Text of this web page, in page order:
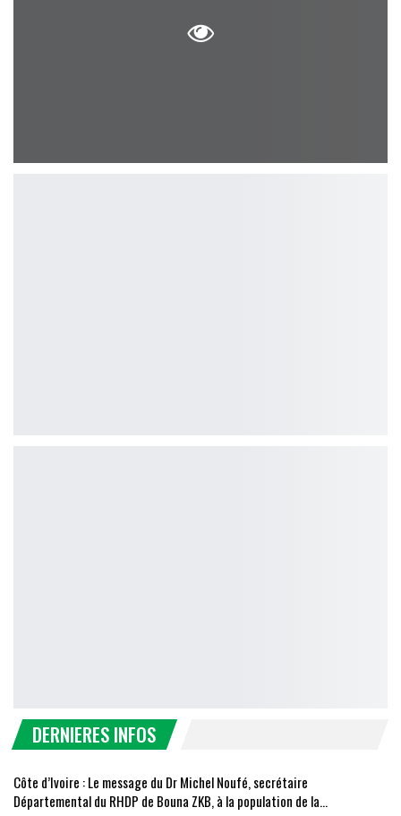
DERNIERES INFOS
Côte d’Ivoire : Le message du Dr Michel Noufé, secrétaire
Départemental du RHDP de Bouna ZKB, à la population de la…